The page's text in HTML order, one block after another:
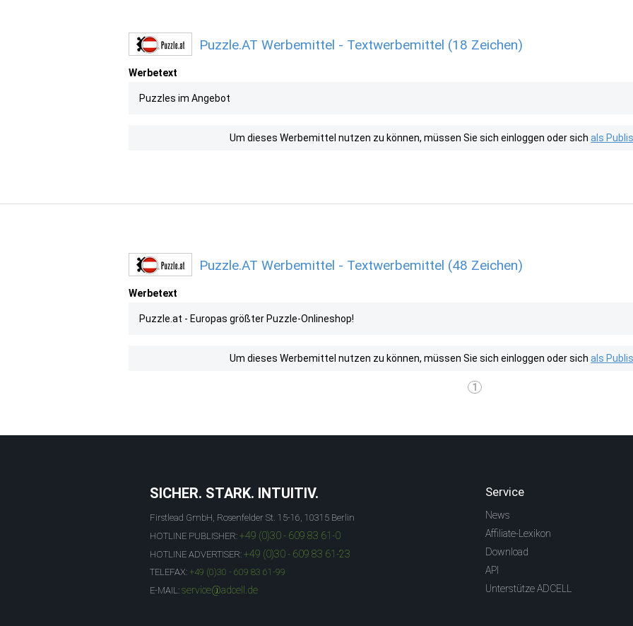
Puzzle.AT Werbemittel - Textwerbemittel (18 Zeichen)
Werbetext
Puzzles im Angebot
Um dieses Werbemittel nutzen zu können, müssen Sie sich einloggen oder sich als
Puzzle.AT Werbemittel - Textwerbemittel (48 Zeichen)
Werbetext
Puzzle.at - Europas größter Puzzle-Onlineshop!
Um dieses Werbemittel nutzen zu können, müssen Sie sich einloggen oder sich als
1
SICHER. STARK. INTUITIV.
Firstlead GmbH, Rosenfelder St. 15-16, 10315 Berlin
HOTLINE PUBLISHER: +49 (0)30 - 609 83 61-0
HOTLINE ADVERTISER: +49 (0)30 - 609 83 61-23
TELEFAX: +49 (0)30 - 609 83 61-99
E-MAIL: service@adcell.de
Service
News
Affiliate-Lexikon
Download
API
Unterstütze ADCELL